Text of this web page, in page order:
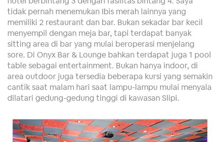
tidak pernah menemukan Ibis merah lainnya yang
memiliki 2 restaurant dan bar. Bukan sekadar bar kecil
menyempil dengan meja bar, tapi terdapat banyak
sitting area di bar yang mulai beroperasi menjelang
sore. Di Onyx Bar & Lounge bahkan terdapat juga 1 pool
table sebagai entertainment. Bukan hanya indoor, di
area outdoor juga tersedia beberapa kursi yang semakin
cantik saat malam hari saat lampu-lampu mulai menyala
dilatari gedung-gedung tinggi di kawasan Slipi.